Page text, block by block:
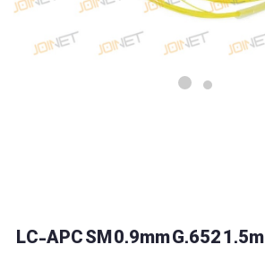
پیگتیل فیبرنوری LC-APC SM 0.9mm G.652 1.5m